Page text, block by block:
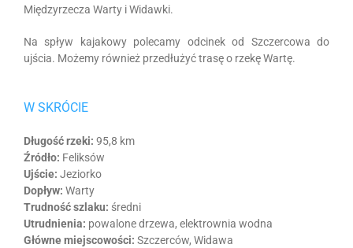
Międzyrzecza Warty i Widawki.
Na spływ kajakowy polecamy odcinek od Szczercowa do
ujścia. Możemy również przedłużyć trasę o rzekę Wartę.
W SKRÓCIE
Długość rzeki: 95,8 km
Źródło: Feliksów
Ujście: Jeziorko
Dopływ: Warty
Trudność szlaku: średni
Utrudnienia: powalone drzewa, elektrownia wodna
Główne miejscowości: Szczerców, Widawa